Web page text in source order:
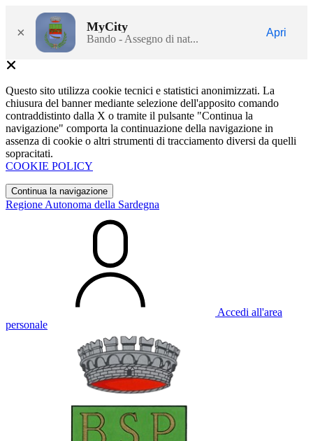
× MyCity
Bando - Assegno di nat...
Apri
Questo sito utilizza cookie tecnici e statistici anonimizzati. La
chiusura del banner mediante selezione dell'apposito comando
contraddistinto dalla X o tramite il pulsante "Continua la
navigazione" comporta la continuazione della navigazione in
assenza di cookie o altri strumenti di tracciamento diversi da quelli
sopracitati.
COOKIE POLICY
Continua la navigazione
Regione Autonoma della Sardegna
Accedi all'area
personale